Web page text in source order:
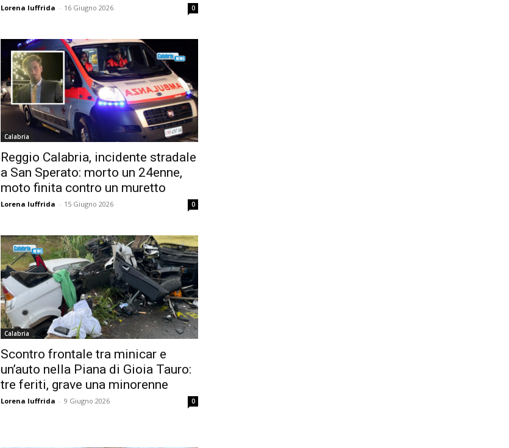
Lorena Iuffrida - 16 Giugno 2026 0
Calabria
Reggio Calabria, incidente stradale
a San Sperato: morto un 24enne,
moto finita contro un muretto
Lorena Iuffrida - 15 Giugno 2026 0
Calabria
Scontro frontale tra minicar e
un’auto nella Piana di Gioia Tauro:
tre feriti, grave una minorenne
Lorena Iuffrida - 9 Giugno 2026 0